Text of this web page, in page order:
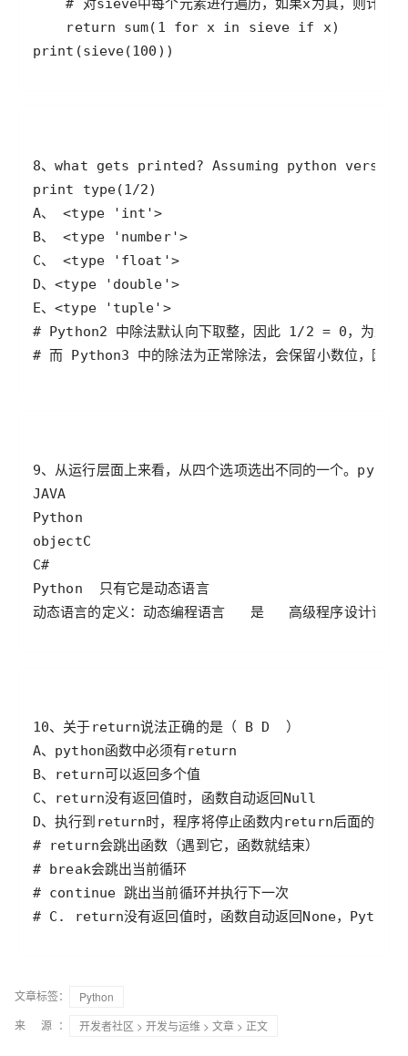
B、 <type 'number'>
C、 <type 'float'>
D、<type 'double'>
E、<type 'tuple'>
Python  只有它是动态语言
文章标签：
Python
来 源：
开发者社区 > 开发与运维 > 文章 > 正文